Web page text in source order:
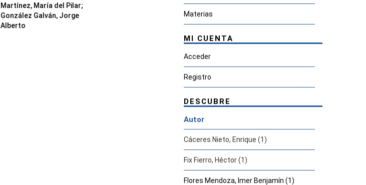
Martínez, María del Pilar;
González Galván, Jorge
Alberto
Materias
MI CUENTA
Acceder
Registro
DESCUBRE
Autor
Cáceres Nieto, Enrique (1)
Fix Fierro, Héctor (1)
Flores Mendoza, Imer Benjamín (1)